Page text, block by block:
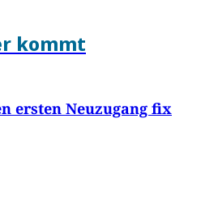
kommt
ersten Neuzugang fix